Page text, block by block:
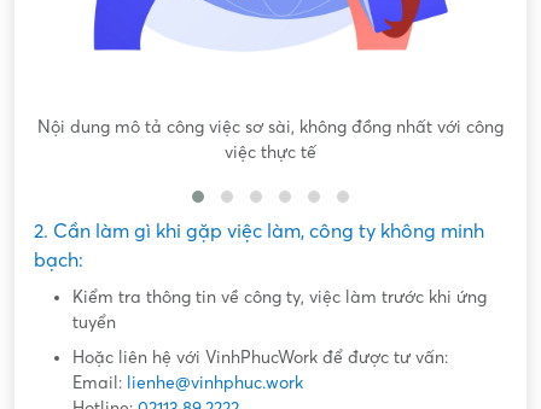
Nội dung mô tả công việc sơ sài, không đồng nhất với công
việc thực tế
2. Cần làm gì khi gặp việc làm, công ty không minh
bạch:
Kiểm tra thông tin về công ty, việc làm trước khi ứng
tuyển
Hoặc liên hệ với VinhPhucWork để được tư vấn:
Email: lienhe@vinhphuc.work